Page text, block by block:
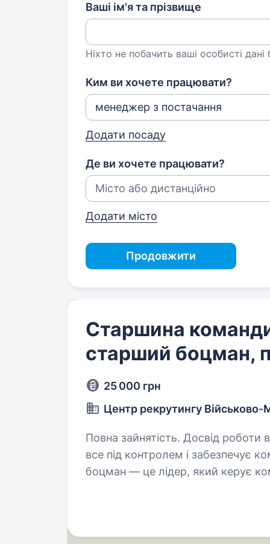
Ваші ім'я та прізвище
Ніхто не побачить ваші особисті
Ким ви хочете працювати?
Додати посаду
Де ви хочете працювати?
Додати місто
Продовжити
Старшина
старший боцман,
25 000 грн
Центр рекрутингу
Повна зайнятість. Досвід роботи від 2 років. Хочеш
все під контролем і забезпечує
боцман — це лідер, який керує